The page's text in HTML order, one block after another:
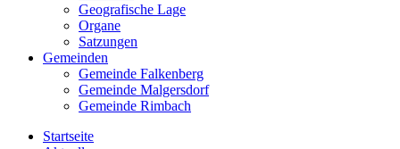
Geografische Lage
Organe
Satzungen
Gemeinden
Gemeinde Falkenberg
Gemeinde Malgersdorf
Gemeinde Rimbach
Startseite